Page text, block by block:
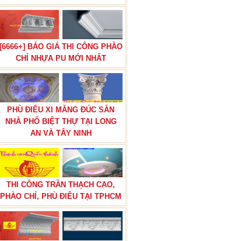
[6666+] BÁO GIÁ THI CÔNG PHÀO
CHỈ NHỰA PU MỚI NHẤT
PHÙ ĐIÊU XI MĂNG ĐÚC SẴN
NHÀ PHỐ BIỆT THỰ TẠI LONG
AN VÀ TÂY NINH
THI CÔNG TRẦN THẠCH CAO,
PHÀO CHỈ, PHÙ ĐIÊU TẠI TPHCM
BÁO GIÁ THI CÔNG PHÀO CHỈ
PU TÂN CỔ ĐIỂN TẠI TPHCM